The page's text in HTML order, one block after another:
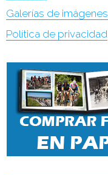
Galerías de imágenes
Política de privacidad